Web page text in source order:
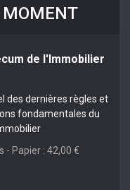
MOMENT
de l'Immobilier
des dernières règles et
fondamentales du
- Papier : 42,00 €